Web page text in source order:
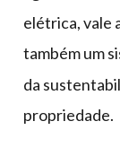
elétrica, vale
também um
da
propriedade.